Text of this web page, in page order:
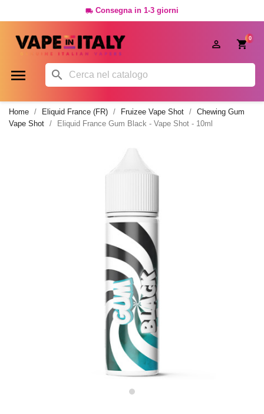
 Consegna in 1-3 giorni
0

 
Home Eliquid France (FR) Fruizee Vape Shot
Chewing Gum
Vape Shot
Eliquid France Gum Black - Vape Shot - 10ml